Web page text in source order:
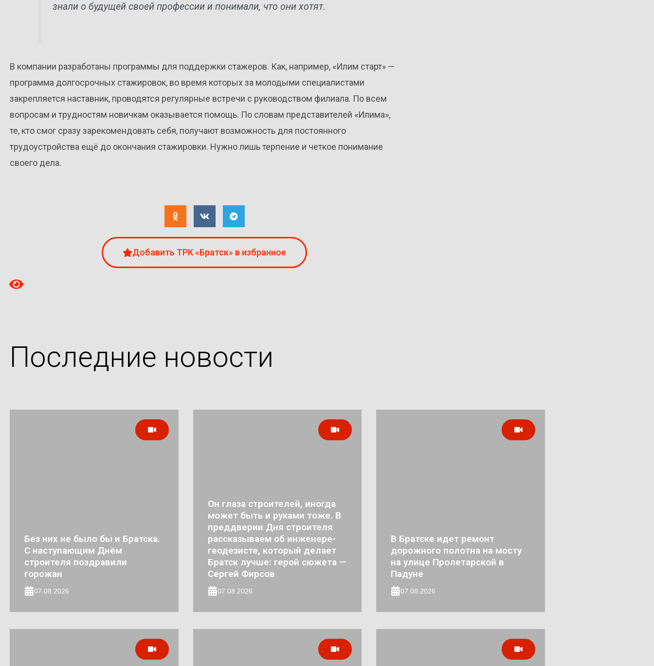
знали о будущей своей профессии и понимали, что они хотят.
В компании разработаны программы для поддержки стажеров. Как, например, «Илим старт» —
программа долгосрочных стажировок, во время которых за молодыми специалистами
закрепляется наставник, проводятся регулярные встречи с руководством филиала. По всем
вопросам и трудностям новичкам оказывается помощь. По словам представителей «Илима»,
те, кто смог сразу зарекомендовать себя, получают возможность для постоянного
трудоустройства ещё до окончания стажировки. Нужно лишь терпение и четкое понимание
своего дела.
Добавить ТРК «Братск» в избранное
Последние новости
Без них не было бы и Братска.
С наступающим Днём
строителя поздравили
горожан
07.08.2026
Он глаза строителей, иногда
может быть и руками тоже. В
преддверии Дня строителя
рассказываем об инженере-
геодезисте, который делает
Братск лучше: герой сюжета —
Сергей Фирсов
07.08.2026
В Братске идет ремонт
дорожного полотна на мосту
на улице Пролетарской в
Падуне
07.08.2026